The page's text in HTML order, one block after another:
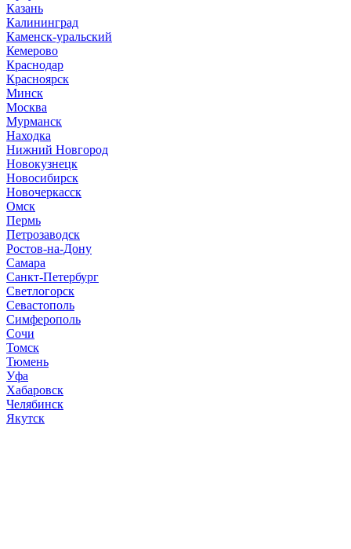
Казань
Калининград
Каменск-уральский
Кемерово
Краснодар
Красноярск
Минск
Москва
Мурманск
Находка
Нижний Новгород
Новокузнецк
Новосибирск
Новочеркасск
Омск
Пермь
Петрозаводск
Ростов-на-Дону
Самара
Санкт-Петербург
Светлогорск
Севастополь
Симферополь
Сочи
Томск
Тюмень
Уфа
Хабаровск
Челябинск
Якутск